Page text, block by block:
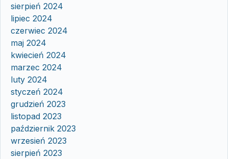
sierpień 2024
lipiec 2024
czerwiec 2024
maj 2024
kwiecień 2024
marzec 2024
luty 2024
styczeń 2024
grudzień 2023
listopad 2023
październik 2023
wrzesień 2023
sierpień 2023